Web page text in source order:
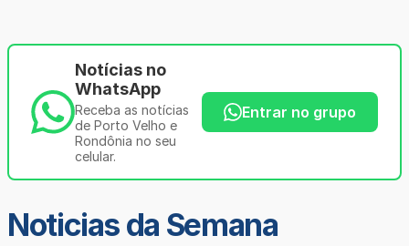
Notícias no
WhatsApp
Receba as notícias
de Porto Velho e
Rondônia no seu
celular.
Entrar no grupo
Noticias da Semana